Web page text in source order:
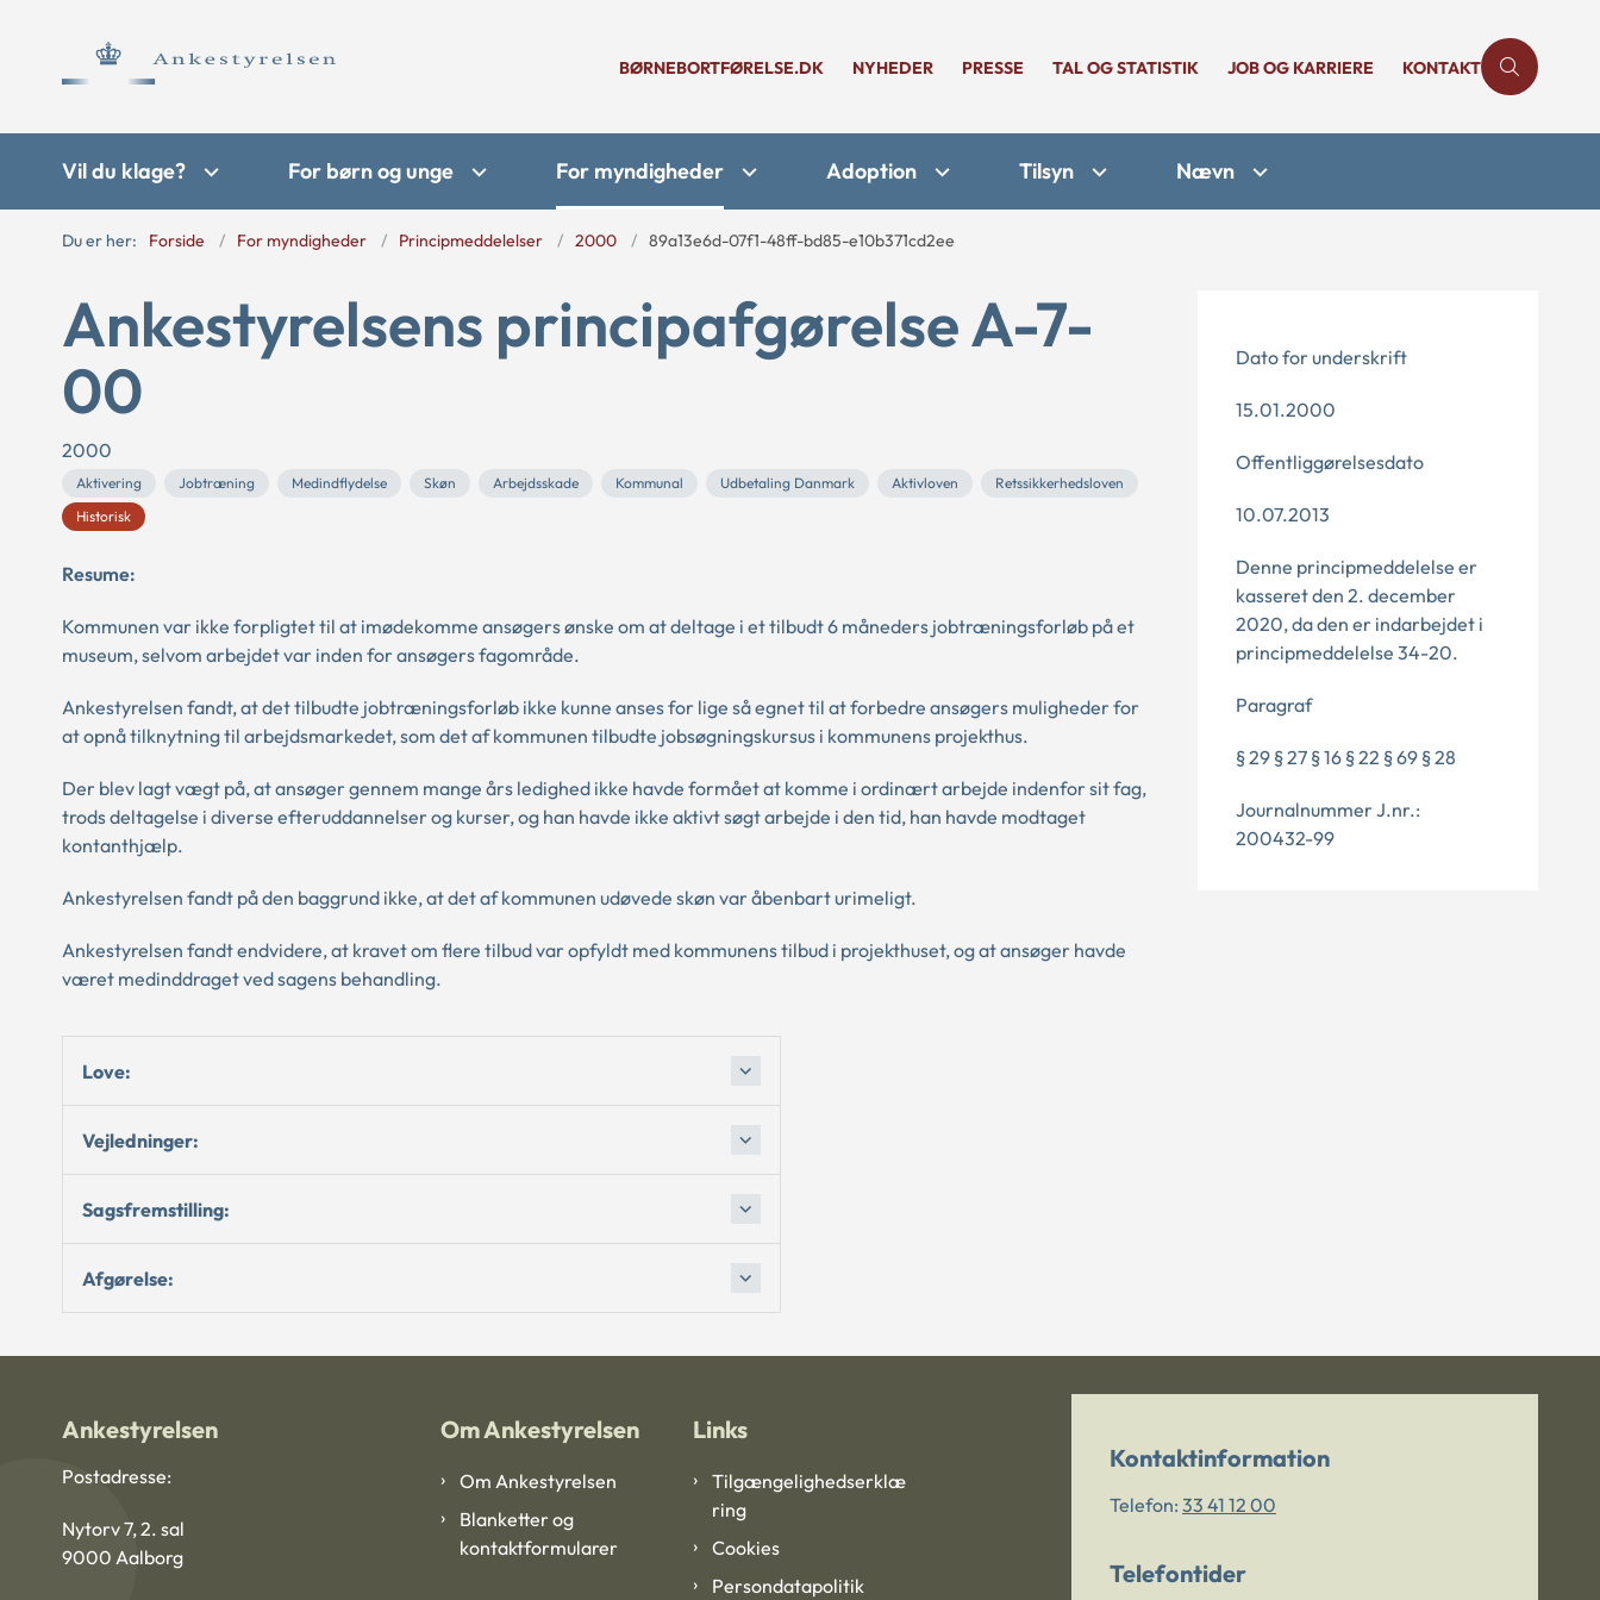
BØRNEBORTFØRELSE.DK NYHEDER PRESSE TAL OG STATISTIK JOB OG KARRIERE KONTAKT
Vil du klage? For børn og unge For myndigheder Adoption Tilsyn Nævn
Du er her: Forside For myndigheder Principmeddelelser 2000 89a13e6d-07f1-48ff-bd85-e10b371cd2ee
Ankestyrelsens principafgørelse A-7-
00
2000
Aktivering Jobtræning Medindflydelse Skøn Arbejdsskade Kommunal Udbetaling Danmark Aktivloven
Retssikkerhedsloven
Historisk
Resume:
Kommunen var ikke forpligtet til at imødekomme ansøgers ønske om at deltage i et tilbudt 6 måneders jobtræningsforløb på et
museum, selvom arbejdet var inden for ansøgers fagområde.
Ankestyrelsen fandt, at det tilbudte jobtræningsforløb ikke kunne anses for lige så egnet til at forbedre ansøgers muligheder for
at opnå tilknytning til arbejdsmarkedet, som det af kommunen tilbudte jobsøgningskursus i kommunens projekthus.
Der blev lagt vægt på, at ansøger gennem mange års ledighed ikke havde formået at komme i ordinært arbejde indenfor sit fag,
trods deltagelse i diverse efteruddannelser og kurser, og han havde ikke aktivt søgt arbejde i den tid, han havde modtaget
kontanthjælp.
Ankestyrelsen fandt på den baggrund ikke, at det af kommunen udøvede skøn var åbenbart urimeligt.
Ankestyrelsen fandt endvidere, at kravet om flere tilbud var opfyldt med kommunens tilbud i projekthuset, og at ansøger havde
været medinddraget ved sagens behandling.
Love:
Vejledninger:
Sagsfremstilling:
Afgørelse:
Dato for underskrift
15.01.2000
Offentliggørelsesdato
10.07.2013
Denne principmeddelelse er
kasseret den 2. december
2020, da den er indarbejdet i
principmeddelelse 34-20.
Paragraf
§ 29 § 27 § 16 § 22 § 69 § 28
Journalnummer J.nr.:
200432-99
Ankestyrelsen
Postadresse:
Nytorv 7, 2. sal
9000 Aalborg
Om Ankestyrelsen
Om Ankestyrelsen
Blanketter og
kontaktformularer
Links
Tilgængelighedserklæ
ring
Cookies
Persondatapolitik
Kontaktinformation
Telefon: 33 41 12 00
Telefontider